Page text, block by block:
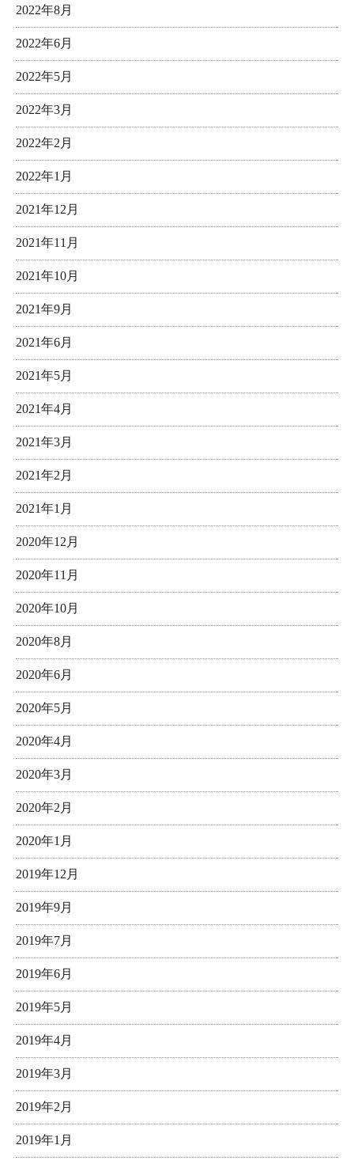
2022年8月
2022年6月
2022年5月
2022年3月
2022年2月
2022年1月
2021年12月
2021年11月
2021年10月
2021年9月
2021年6月
2021年5月
2021年4月
2021年3月
2021年2月
2021年1月
2020年12月
2020年11月
2020年10月
2020年8月
2020年6月
2020年5月
2020年4月
2020年3月
2020年2月
2020年1月
2019年12月
2019年9月
2019年7月
2019年6月
2019年5月
2019年4月
2019年3月
2019年2月
2019年1月